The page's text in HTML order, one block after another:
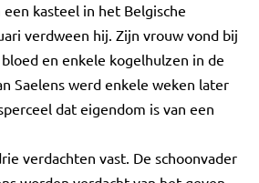
kasteel in het Belgische
verdween hij. Zijn vrouw vond bij
en enkele kogelhulzen in de
Saelens werd enkele weken later
dat eigendom is van een
verdachten vast. De schoonvader